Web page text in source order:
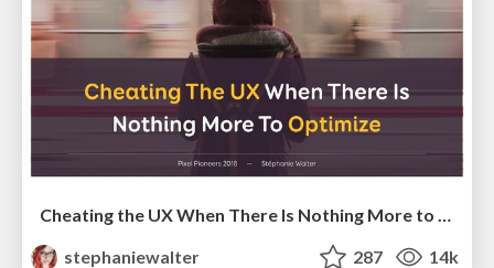
Cheating the UX When There Is Nothing More to Optimize - PixelPioneers
stephaniewalter
287 14k